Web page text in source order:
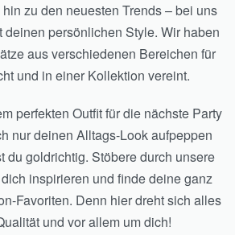
zu den neuesten Trends – bei uns
deinen persönlichen Style. Wir haben
aus verschiedenen Bereichen für
und in einer Kollektion vereint.
perfekten Outfit für die nächste Party
nur deinen Alltags-Look aufpeppen
du goldrichtig. Stöbere durch unsere
inspirieren und finde deine ganz
Favoriten. Denn hier dreht sich alles
und vor allem um dich!